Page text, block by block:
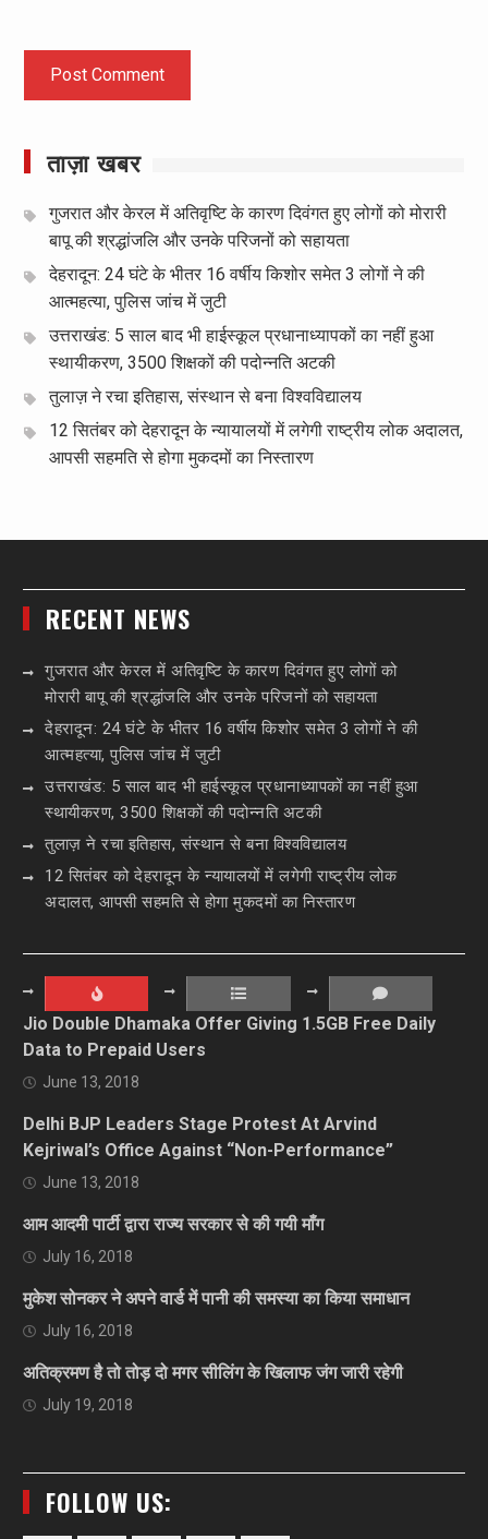
ताज़ा खबर
गुजरात और केरल में अतिवृष्टि के कारण दिवंगत हुए लोगों को मोरारी
बापू की श्रद्धांजलि और उनके परिजनों को सहायता
देहरादून: 24 घंटे के भीतर 16 वर्षीय किशोर समेत 3 लोगों ने की
आत्महत्या, पुलिस जांच में जुटी
उत्तराखंड: 5 साल बाद भी हाईस्कूल प्रधानाध्यापकों का नहीं हुआ
स्थायीकरण, 3500 शिक्षकों की पदोन्नति अटकी
तुलाज़ ने रचा इतिहास, संस्थान से बना विश्वविद्यालय
12 सितंबर को देहरादून के न्यायालयों में लगेगी राष्ट्रीय लोक अदालत,
आपसी सहमति से होगा मुकदमों का निस्तारण
RECENT NEWS
गुजरात और केरल में अतिवृष्टि के कारण दिवंगत हुए लोगों को
मोरारी बापू की श्रद्धांजलि और उनके परिजनों को सहायता
देहरादून: 24 घंटे के भीतर 16 वर्षीय किशोर समेत 3 लोगों ने की
आत्महत्या, पुलिस जांच में जुटी
उत्तराखंड: 5 साल बाद भी हाईस्कूल प्रधानाध्यापकों का नहीं हुआ
स्थायीकरण, 3500 शिक्षकों की पदोन्नति अटकी
तुलाज़ ने रचा इतिहास, संस्थान से बना विश्वविद्यालय
12 सितंबर को देहरादून के न्यायालयों में लगेगी राष्ट्रीय लोक
अदालत, आपसी सहमति से होगा मुकदमों का निस्तारण
Jio Double Dhamaka Offer Giving 1.5GB Free Daily
Data to Prepaid Users
June 13, 2018
Delhi BJP Leaders Stage Protest At Arvind
Kejriwal’s Office Against “Non-Performance”
June 13, 2018
आम आदमी पार्टी द्वारा राज्य सरकार से की गयी माँग
July 16, 2018
मुकेश सोनकर ने अपने वार्ड में पानी की समस्या का किया समाधान
July 16, 2018
अतिक्रमण है तो तोड़ दो मगर सीलिंग के खिलाफ जंग जारी रहेगी
July 19, 2018
FOLLOW US: